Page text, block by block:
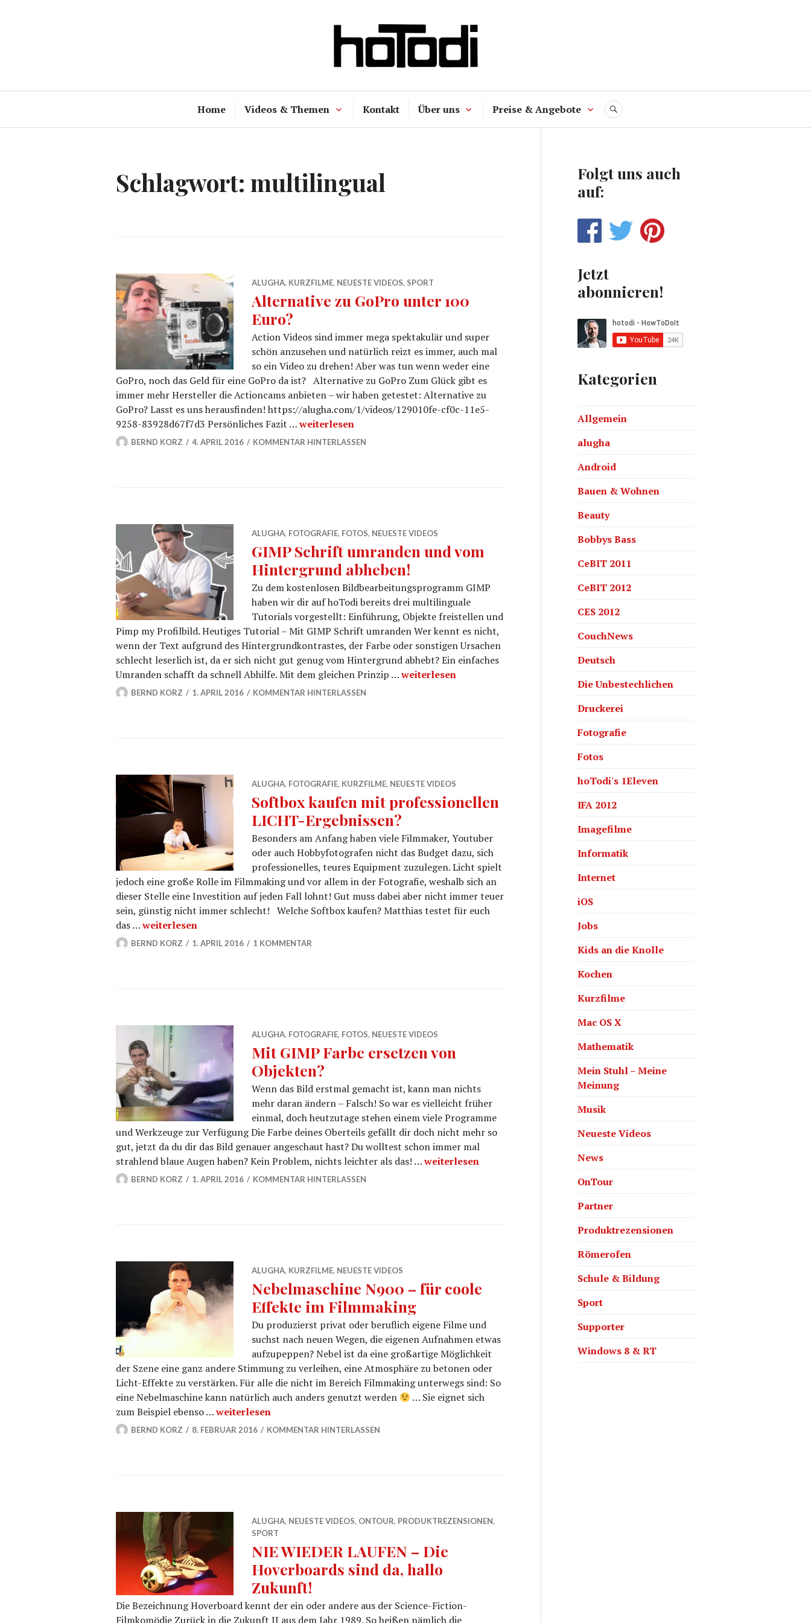
hoTodi
Home Videos & Themen Kontakt Über uns Preise & Angebote SUCHE
Schlagwort: multilingual
ALUGHA, KURZFILME, NEUESTE VIDEOS, SPORT
Alternative zu GoPro unter 100
Euro?
Action Videos sind immer mega spektakulär und super
schön anzusehen und natürlich reizt es immer, auch mal
so ein Video zu drehen! Aber was tun wenn weder eine
GoPro, noch das Geld für eine GoPro da ist? Alternative zu GoPro Zum Glück gibt es
immer mehr Hersteller die Actioncams anbieten – wir haben getestet: Alternative zu
GoPro? Lasst es uns herausfinden! https://alugha.com/1/videos/129010fe-cf0c-11e5-
9258-83928d67f7d3 Persönliches Fazit …Alternative zu GoPro unter 100 Euro?
weiterlesen
BERND KORZ 4. APRIL 2016 KOMMENTAR HINTERLASSEN
ALUGHA, FOTOGRAFIE, FOTOS, NEUESTE VIDEOS
GIMP Schrift umranden und vom
Hintergrund abheben!
Zu dem kostenlosen Bildbearbeitungsprogramm GIMP
haben wir dir auf hoTodi bereits drei multilinguale
Tutorials vorgestellt: Einführung, Objekte freistellen und
Pimp my Profilbild. Heutiges Tutorial – Mit GIMP Schrift umranden Wer kennt es nicht,
wenn der Text aufgrund des Hintergrundkontrastes, der Farbe oder sonstigen Ursachen
schlecht leserlich ist, da er sich nicht gut genug vom Hintergrund abhebt? Ein einfaches
Umranden schafft da schnell Abhilfe. Mit dem gleichen Prinzip …GIMP Schrift umranden und vom Hintergrund abheben!
weiterlesen
BERND KORZ 1. APRIL 2016 KOMMENTAR HINTERLASSEN
ALUGHA, FOTOGRAFIE, KURZFILME, NEUESTE VIDEOS
Softbox kaufen mit professionellen
LICHT-Ergebnissen?
Besonders am Anfang haben viele Filmmaker, Youtuber
oder auch Hobbyfotografen nicht das Budget dazu, sich
professionelles, teures Equipment zuzulegen. Licht spielt
jedoch eine große Rolle im Filmmaking und vor allem in der Fotografie, weshalb sich an
dieser Stelle eine Investition auf jeden Fall lohnt! Gut muss dabei aber nicht immer teuer
sein, günstig nicht immer schlecht! Welche Softbox kaufen? Matthias testet für euch
das …Softbox kaufen mit professionellen LICHT-Ergebnissen?
weiterlesen
BERND KORZ 1. APRIL 2016 1 KOMMENTAR
ALUGHA, FOTOGRAFIE, FOTOS, NEUESTE VIDEOS
Mit GIMP Farbe ersetzen von
Objekten?
Wenn das Bild erstmal gemacht ist, kann man nichts
mehr daran ändern – Falsch! So war es vielleicht früher
einmal, doch heutzutage stehen einem viele Programme
und Werkzeuge zur Verfügung Die Farbe deines Oberteils gefällt dir doch nicht mehr so
gut, jetzt da du dir das Bild genauer angeschaut hast? Du wolltest schon immer mal
strahlend blaue Augen haben? Kein Problem, nichts leichter als das! …Mit GIMP Farbe ersetzen von Objekten?
weiterlesen
BERND KORZ 1. APRIL 2016 KOMMENTAR HINTERLASSEN
ALUGHA, KURZFILME, NEUESTE VIDEOS
Nebelmaschine N900 – für coole
Effekte im Filmmaking
Du produzierst privat oder beruflich eigene Filme und
suchst nach neuen Wegen, die eigenen Aufnahmen etwas
aufzupeppen? Nebel ist da eine großartige Möglichkeit
der Szene eine ganz andere Stimmung zu verleihen, eine Atmosphäre zu betonen oder
Licht-Effekte zu verstärken. Für alle die nicht im Bereich Filmmaking unterwegs sind: So
eine Nebelmaschine kann natürlich auch anders genutzt werden
… Sie eignet sich
zum Beispiel ebenso …Nebelmaschine N900 – für coole Effekte im Filmmaking
weiterlesen
BERND KORZ 8. FEBRUAR 2016 KOMMENTAR HINTERLASSEN
ALUGHA, NEUESTE VIDEOS, ONTOUR, PRODUKTREZENSIONEN,
SPORT
NIE WIEDER LAUFEN – Die
Hoverboards sind da, hallo
Zukunft!
Die Bezeichnung Hoverboard kennt der ein oder andere aus der Science-Fiction-
Filmkomödie Zurück in die Zukunft II aus dem Jahr 1989. So heißen nämlich die
Folgt uns auch
auf:
Jetzt
abonnieren!
Kategorien
Allgemein
alugha
Android
Bauen & Wohnen
Beauty
Bobbys Bass
CeBIT 2011
CeBIT 2012
CES 2012
CouchNews
Deutsch
Die Unbestechlichen
Druckerei
Fotografie
Fotos
hoTodi's 1Eleven
IFA 2012
Imagefilme
Informatik
Internet
iOS
Jobs
Kids an die Knolle
Kochen
Kurzfilme
Mac OS X
Mathematik
Mein Stuhl – Meine
Meinung
Musik
Neueste Videos
News
OnTour
Partner
Produktrezensionen
Römerofen
Schule & Bildung
Sport
Supporter
Windows 8 & RT